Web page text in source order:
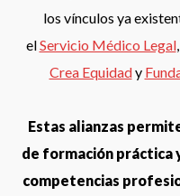
los vínculos ya
elServicio Médico Legal,
Crea Equidady
Estas alianzas
de formación práctica
competencias